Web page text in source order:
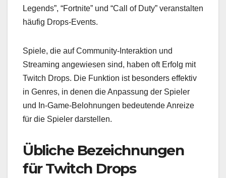
Legends”, “Fortnite” und “Call of Duty” veranstalten
häufig Drops-Events.
Spiele, die auf Community-Interaktion und
Streaming angewiesen sind, haben oft Erfolg mit
Twitch Drops. Die Funktion ist besonders effektiv
in Genres, in denen die Anpassung der Spieler
und In-Game-Belohnungen bedeutende Anreize
für die Spieler darstellen.
Übliche Bezeichnungen
für Twitch Drops